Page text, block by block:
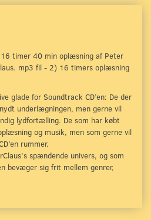
timer 40 min oplæsning af Peter
mp3 fil - 2) 16 timers oplæsning
glade for Soundtrack CD’en: De der
underlægningen, men gerne vil
lydfortælling. De som har købt
og musik, men som gerne vil
rummer.
spændende univers, og som
bevæger sig frit mellem genrer,